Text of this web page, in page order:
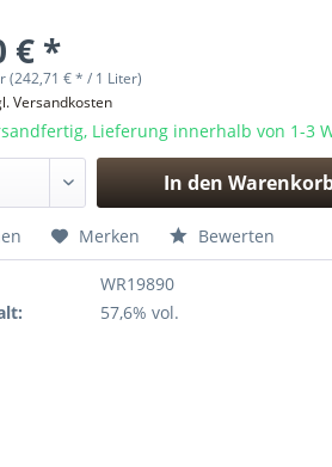
€ *
(242,71 € * / 1 Liter)
Versandkosten
Lieferung innerhalb von 1-3
In den
Hinzugefügt
Merken Bewerten
WR19890
57,6% vol.